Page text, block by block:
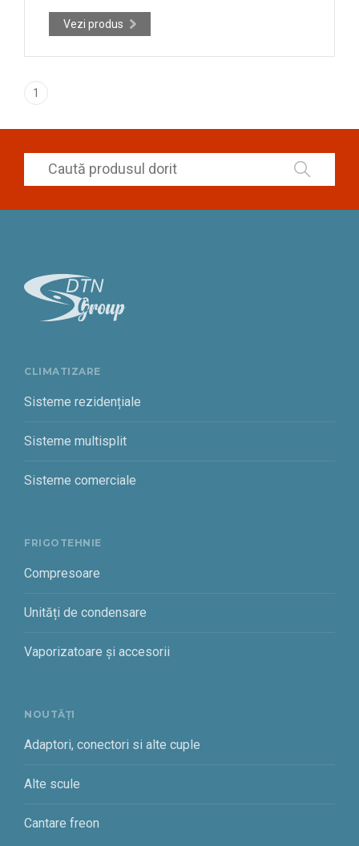
Vezi produs
1
CLIMATIZARE
Sisteme rezidențiale
Sisteme multisplit
Sisteme comerciale
FRIGOTEHNIE
Compresoare
Unități de condensare
Vaporizatoare și accesorii
NOUTĂȚI
Adaptori, conectori si alte cuple
Alte scule
Cantare freon